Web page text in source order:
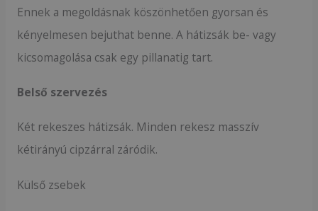
Ennek a megoldásnak köszönhetően gyorsan és
kényelmesen bejuthat benne. A hátizsák be- vagy
kicsomagolása csak egy pillanatig tart.
Belső szervezés
Két rekeszes hátizsák. Minden rekesz masszív
kétirányú cipzárral záródik.
Külső zsebek